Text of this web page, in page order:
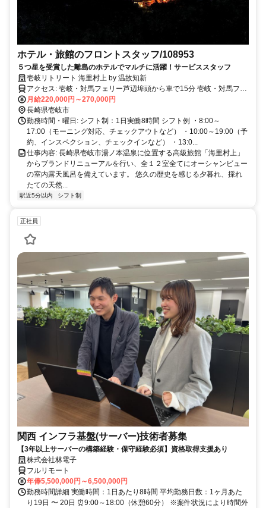
ホテル・旅館のフロントスタッフ/108953
５つ星を受賞した離島のホテルでマルチに活躍！サービススタッフ
壱岐リトリート 海里村上 by 温故知新
アクセス: 壱岐・対馬フェリー芦辺埠頭から車で15分 壱岐・対馬フェ
リー郷ノ浦港から車で18分
月給220,000円～270,000円
長崎県壱岐市
勤務時間・曜日: シフト制：1日実働8時間 シフト例 ・8:00～
17:00（モーニング対応、チェックアウトなど） ・10:00～19:00（予
約、インスペクション、チェックインなど） ・13:0...
仕事内容: 長崎県壱岐市湯ノ本温泉に位置する高級旅館「海里村上」
からブランドリニューアルを行い、全１２室全てにオーシャンビュー
の室内露天風呂を備えています。 悠久の歴史を感じる夕暮れ、採れ
たての天然...
駅近5分以内 シフト制
正社員
関西 インフラ基盤(サーバー)技術者募集
【3年以上サーバーの構築経験・保守経験必須】資格取得支援あり
株式会社林電子
フルリモート
年俸5,500,000円～6,500,000円
勤務時間詳細 実働時間：1日あたり8時間 平均勤務日数：1ヶ月あた
り19日 〜 20日 ⏰9:00～18:00（休憩60分） ※案件状況により時間外